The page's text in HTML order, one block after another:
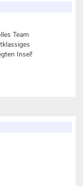
Team
Insel!